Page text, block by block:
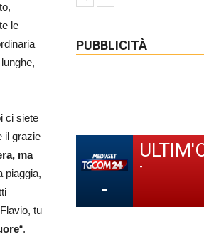
le
ci siete
il grazie
ma
piaggia,
tu
“.
PUBBLICITÀ
-
-